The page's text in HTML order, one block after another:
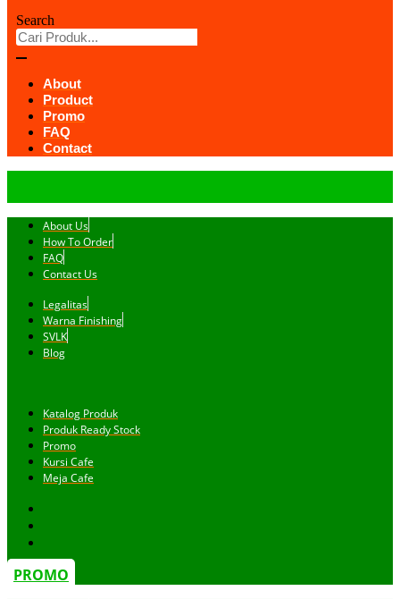
Search
About
Product
Promo
FAQ
Contact
About Us
How To Order
FAQ
Contact Us
Legalitas
Warna Finishing
SVLK
Blog
Katalog Produk
Produk Ready Stock
Promo
Kursi Cafe
Meja Cafe
PROMO